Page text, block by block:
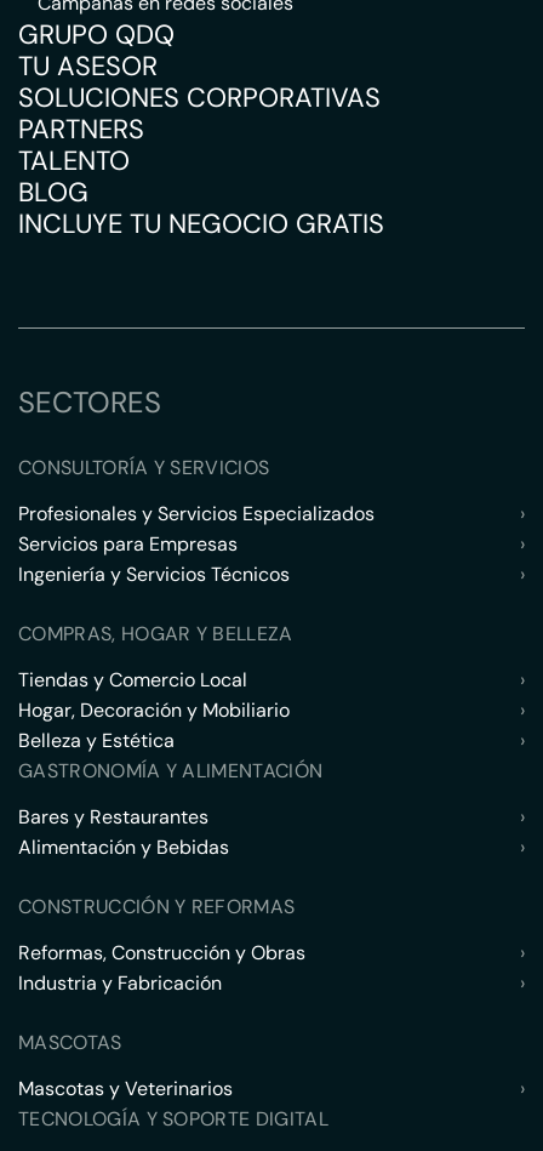
GRUPO QDQ
TU ASESOR
SOLUCIONES CORPORATIVAS
PARTNERS
TALENTO
BLOG
INCLUYE TU NEGOCIO GRATIS
SECTORES
CONSULTORÍA Y SERVICIOS
Profesionales y Servicios Especializados
›
Servicios para Empresas
›
Ingeniería y Servicios Técnicos
›
COMPRAS, HOGAR Y BELLEZA
Tiendas y Comercio Local
›
Hogar, Decoración y Mobiliario
›
Belleza y Estética
›
GASTRONOMÍA Y ALIMENTACIÓN
Bares y Restaurantes
›
Alimentación y Bebidas
›
CONSTRUCCIÓN Y REFORMAS
Reformas, Construcción y Obras
›
Industria y Fabricación
›
MASCOTAS
Mascotas y Veterinarios
›
TECNOLOGÍA Y SOPORTE DIGITAL